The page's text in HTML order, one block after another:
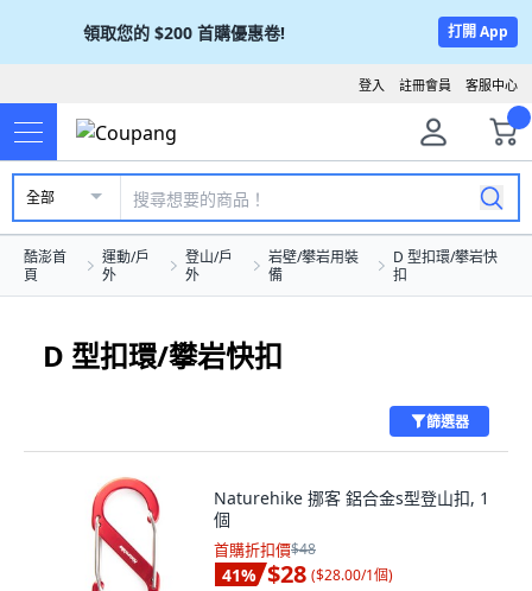
領取您的 $200 首購優惠卷! 打開 App
客服中心
註冊會員
登入
全部
酷澎首
頁
運動/戶
外
登山/戶
外
岩壁/攀岩用裝
備
D 型扣環/攀岩快
扣
D 型扣環/攀岩快扣
篩選器
Naturehike 挪客 鋁合金s型登山扣, 1
個
首購折扣價$48
41% $28 ($28.00/1個)